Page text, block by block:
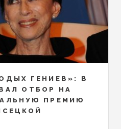
ГЕНИЕВ»: В
ОТБОР НА
ПРЕМИЮ